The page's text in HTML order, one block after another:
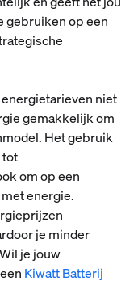
gebruiken op een
niet
gemakkelijk om
Het gebruik
tot
om op een
energie.
je minder
je jouw
Kiwatt Batterij